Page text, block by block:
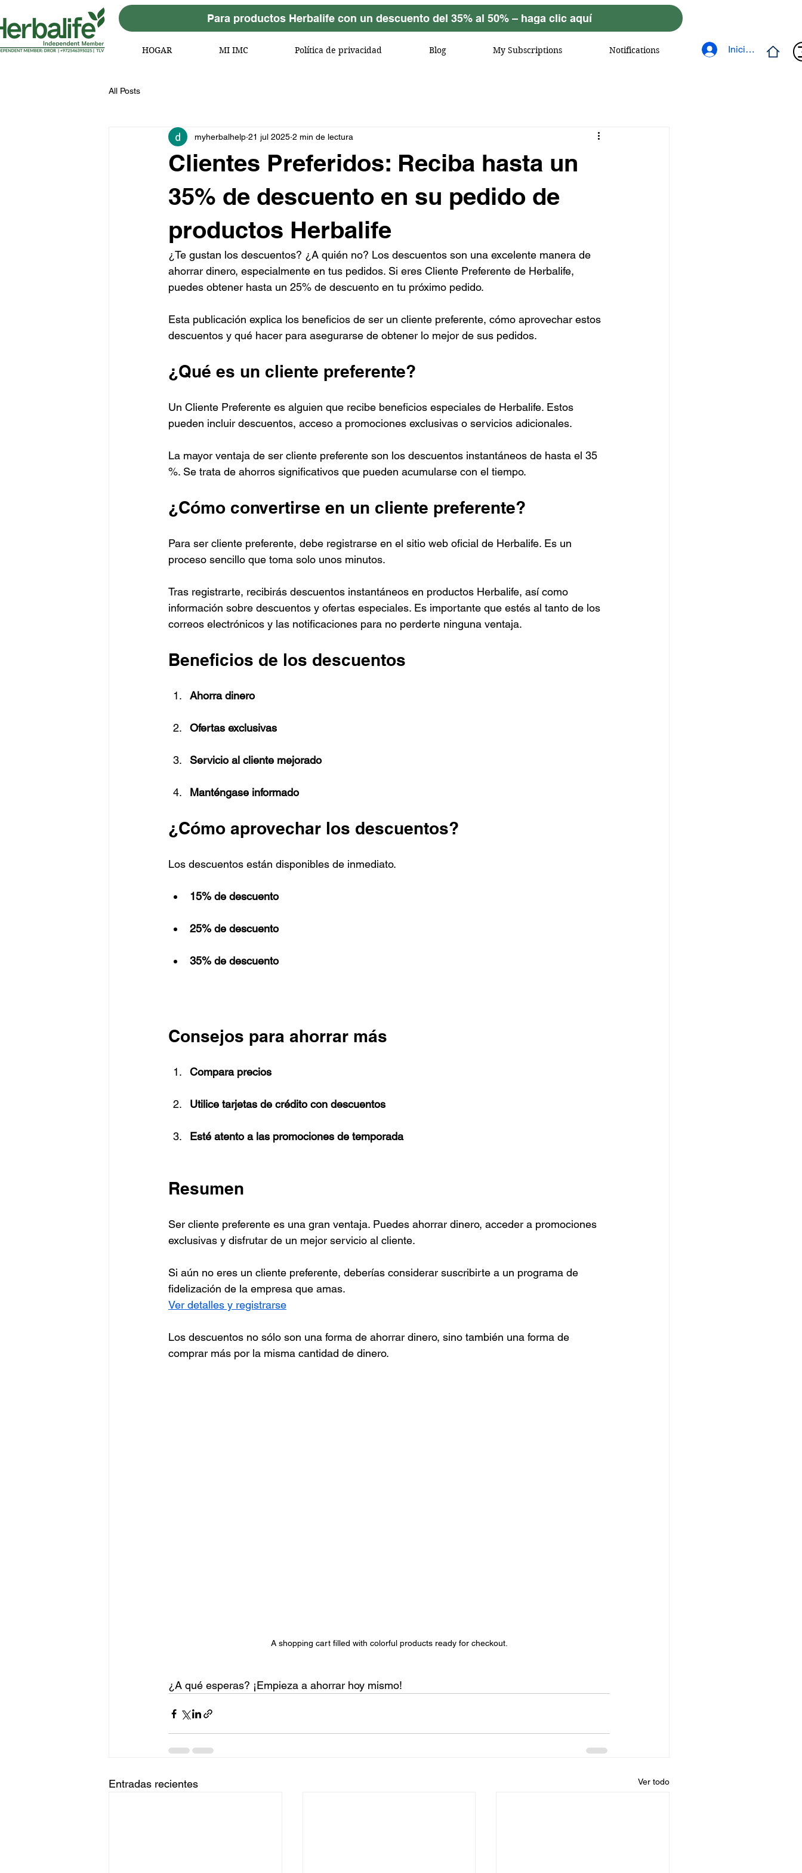
Para productos Herbalife con un descuento del 35% al 50% – haga clic aquí
HOGAR MI IMC Política de privacidad Blog My Subscriptions Notifications Iniciar sesión
All Posts
Clientes Preferidos: Reciba hasta un
35% de descuento en su pedido de
productos Herbalife
myherbalhelp 21 jul 2025 2 min de lectura
¿Te gustan los descuentos? ¿A quién no? Los descuentos son una excelente manera de
ahorrar dinero, especialmente en tus pedidos. Si eres Cliente Preferente de Herbalife,
puedes obtener hasta un 25% de descuento en tu próximo pedido.
Esta publicación explica los beneficios de ser un cliente preferente, cómo aprovechar estos
descuentos y qué hacer para asegurarse de obtener lo mejor de sus pedidos.
¿Qué es un cliente preferente?
Un Cliente Preferente es alguien que recibe beneficios especiales de Herbalife. Estos
pueden incluir descuentos, acceso a promociones exclusivas o servicios adicionales.
La mayor ventaja de ser cliente preferente son los descuentos instantáneos de hasta el 35
%. Se trata de ahorros significativos que pueden acumularse con el tiempo.
¿Cómo convertirse en un cliente preferente?
Para ser cliente preferente, debe registrarse en el sitio web oficial de Herbalife. Es un
proceso sencillo que toma solo unos minutos.
Tras registrarte, recibirás descuentos instantáneos en productos Herbalife, así como
información sobre descuentos y ofertas especiales. Es importante que estés al tanto de los
correos electrónicos y las notificaciones para no perderte ninguna ventaja.
Beneficios de los descuentos
Ahorra dinero
Ofertas exclusivas
Servicio al cliente mejorado
Manténgase informado
¿Cómo aprovechar los descuentos?
Los descuentos están disponibles de inmediato.
15% de descuento
25% de descuento
35% de descuento
Consejos para ahorrar más
Compara precios
Utilice tarjetas de crédito con descuentos
Esté atento a las promociones de temporada
Resumen
Ser cliente preferente es una gran ventaja. Puedes ahorrar dinero, acceder a promociones
exclusivas y disfrutar de un mejor servicio al cliente.
Si aún no eres un cliente preferente, deberías considerar suscribirte a un programa de
fidelización de la empresa que amas.
Ver detalles y registrarse
Los descuentos no sólo son una forma de ahorrar dinero, sino también una forma de
comprar más por la misma cantidad de dinero.
A shopping cart filled with colorful products ready for checkout.
¿A qué esperas? ¡Empieza a ahorrar hoy mismo!
Entradas recientes Ver todo